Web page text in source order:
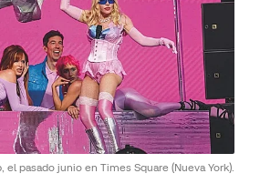
el pasado junio en Times Square (Nueva York).